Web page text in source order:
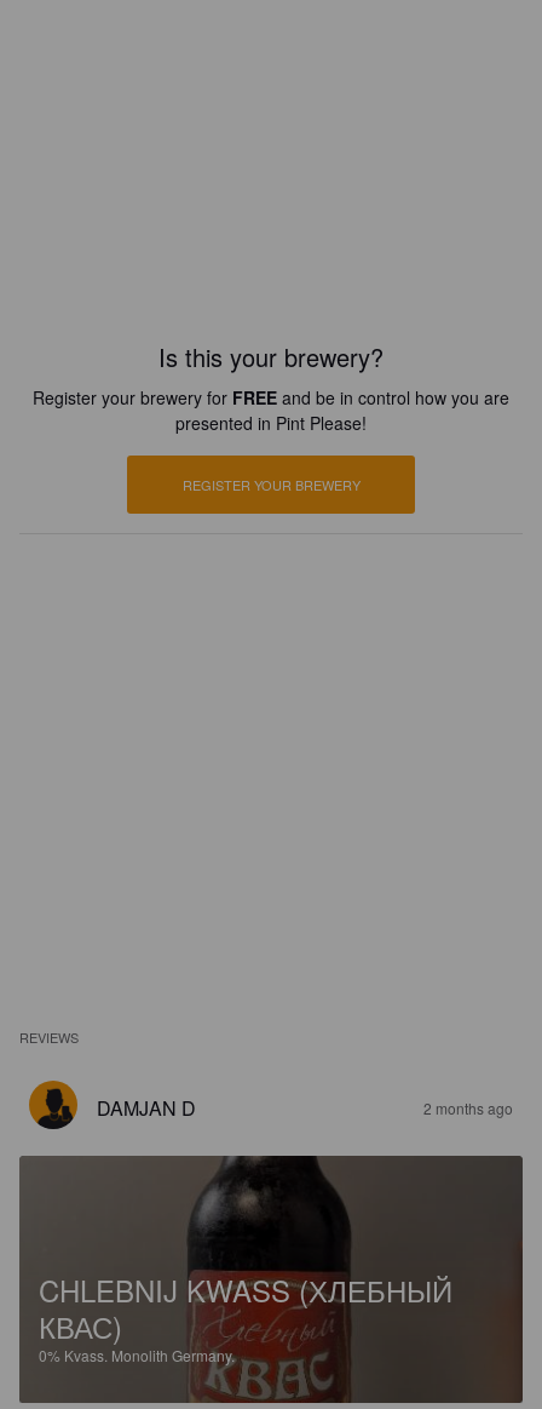
Is this your brewery?
Register your brewery for FREE and be in control how you are
presented in Pint Please!
REGISTER YOUR BREWERY
REVIEWS
DAMJAN D 2 months ago
CHLEBNIJ KWASS (ХЛЕБНЫЙ
КВАС)
0% Kvass. Monolith Germany.